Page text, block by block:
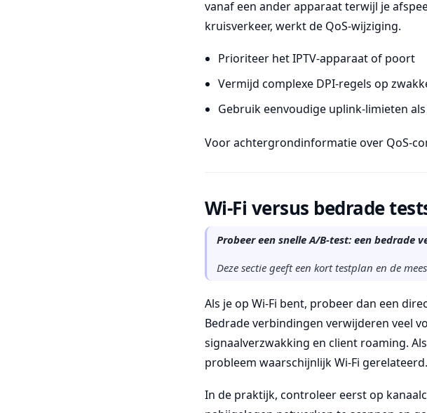
vanaf een ander apparaat terwijl je
kruisverkeer, werkt de QoS-wijziging.
Prioriteer het IPTV-apparaat of poort
Vermijd complexe DPI-regels op
Gebruik eenvoudige uplink-limieten
Voor achtergrondinformatie over QoS-
Wi-Fi versus bedrade
Probeer een snelle A/B-test: een bedrade
Deze sectie geeft een kort testplan en de
Als je op Wi-Fi bent, probeer dan een
Bedrade verbindingen verwijderen veel
signaalverzwakking en client roaming.
probleem waarschijnlijk Wi-Fi gerelateerd.
In de praktijk, controleer eerst op